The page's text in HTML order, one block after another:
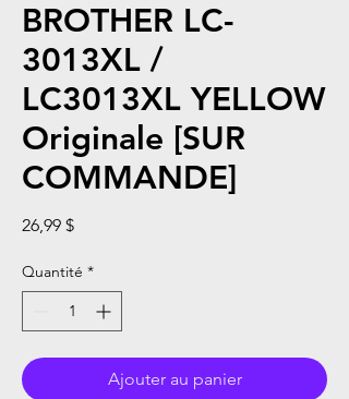
BROTHER LC-
3013XL /
LC3013XL YELLOW
Originale [SUR
COMMANDE]
26,99 $Prix
Quantité *
Ajouter au panier